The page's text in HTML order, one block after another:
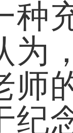
种
为
师
纪